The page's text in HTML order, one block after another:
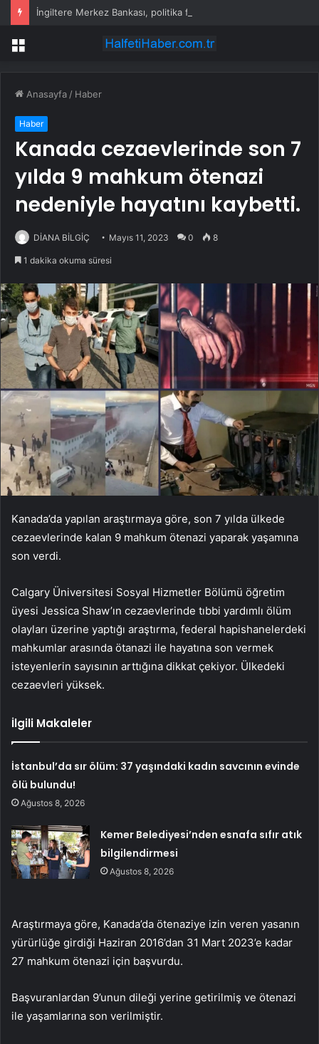
İngiltere Merkez Bankası, politika faizini sabit bıraktı
Menü
Anasayfa / Haber
Haber
Kanada cezaevlerinde son 7
yılda 9 mahkum ötenazi
nedeniyle hayatını kaybetti.
DİANA BİLGİÇ Mayıs 11, 2023 0 8
1 dakika okuma süresi
Kanada’da yapılan araştırmaya göre, son 7 yılda ülkede
cezaevlerinde kalan 9 mahkum ötenazi yaparak yaşamına
son verdi.
Calgary Üniversitesi Sosyal Hizmetler Bölümü öğretim
üyesi Jessica Shaw’ın cezaevlerinde tıbbi yardımlı ölüm
olayları üzerine yaptığı araştırma, federal hapishanelerdeki
mahkumlar arasında ötanazi ile hayatına son vermek
isteyenlerin sayısının arttığına dikkat çekiyor. Ülkedeki
cezaevleri yüksek.
İlgili Makaleler
İstanbul’da sır ölüm: 37 yaşındaki kadın savcının evinde
ölü bulundu!
Ağustos 8, 2026
Kemer Belediyesi’nden esnafa sıfır atık
bilgilendirmesi
Ağustos 8, 2026
Araştırmaya göre, Kanada’da ötenaziye izin veren yasanın
yürürlüğe girdiği Haziran 2016’dan 31 Mart 2023’e kadar
27 mahkum ötenazi için başvurdu.
Başvuranlardan 9’unun dileği yerine getirilmiş ve ötenazi
ile yaşamlarına son verilmiştir.